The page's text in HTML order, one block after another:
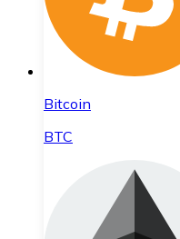
Bitcoin
BTC